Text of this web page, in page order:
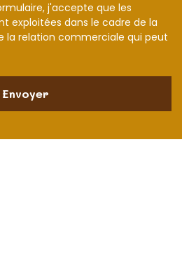
j'accepte que les
exploitées dans le cadre de la
la relation commerciale qui peut